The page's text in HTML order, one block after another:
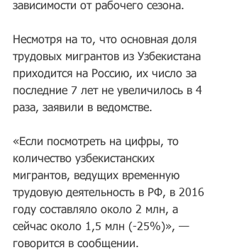
зависимости от рабочего сезона.
Несмотря на то, что основная доля
трудовых мигрантов из Узбекистана
приходится на Россию, их число за
последние 7 лет не увеличилось в 4
раза, заявили в ведомстве.
«Если посмотреть на цифры, то
количество узбекистанских
мигрантов, ведущих временную
трудовую деятельность в РФ, в 2016
году составляло около 2 млн, а
сейчас около 1,5 млн (-25%)», —
говорится в сообщении.